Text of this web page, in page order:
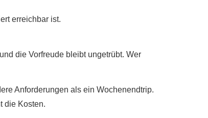
erreichbar ist.
die Vorfreude bleibt ungetrübt. Wer
Anforderungen als ein Wochenendtrip.
die Kosten.